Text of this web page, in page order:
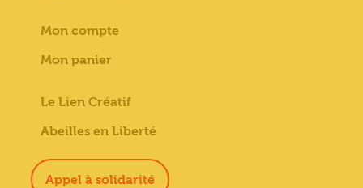
Mon compte
Mon panier
Le Lien Créatif
Abeilles en Liberté
Appel à solidarité